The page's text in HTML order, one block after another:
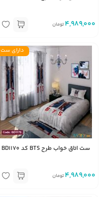
4,989,000 تومان
دارای ست
ست اتاق خواب طرح BTS کد BD1170
4,989,000 تومان